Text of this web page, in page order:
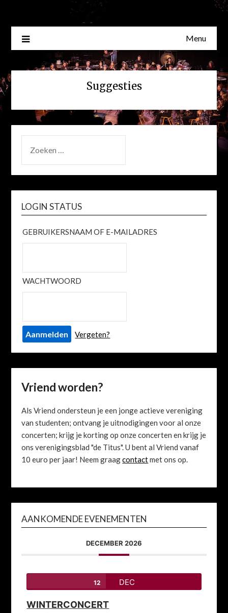
Menu
Suggesties
NAAR:
LOGIN STATUS
GEBRUIKERSNAAM OF E-MAILADRES
WACHTWOORD
Vergeten?
Vriend worden?
Als Vriend ondersteun je een jonge actieve vereniging
van studenten; ontvang je uitnodigingen voor al onze
concerten; krijg je korting op onze concerten en krijg je
ons verenigingsblad "de Titus". U bent al Vriend vanaf
10 euro per jaar! Neem graagcontactmet ons op.
AANKOMENDE EVENEMENTEN
DECEMBER 2026
12 DEC
WINTERCONCERT